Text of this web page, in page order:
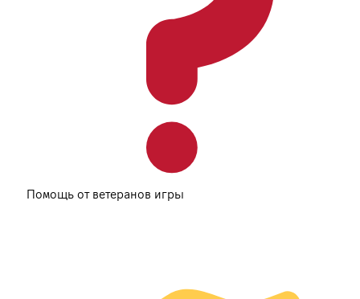
Помощь от ветеранов игры